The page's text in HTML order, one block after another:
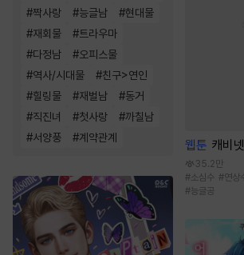
#짝사랑 #능글남 #현대물
#재회물 #트라우마
#다정남 #오피스물
#역사/시대물 #친구>연인
#힐링물 #재벌남 #동거
#직진녀 #첫사랑 #까칠남
#서양풍 #계약관계
웹툰 캐비
35.2만
#소심수 #연상
#능글공